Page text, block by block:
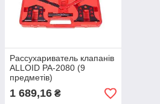
Рассухариватель клапанів
ALLOID РА-2080 (9
предметів)
1 689,16 ₴